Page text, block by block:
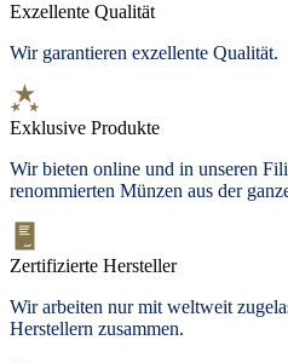
Exzellente Qualität
Wir garantieren exzellente Qualität.
Exklusive Produkte
Wir bieten online und in unseren
renommierten Münzen aus der
Zertifizierte Hersteller
Wir arbeiten nur mit weltweit
Herstellern zusammen.